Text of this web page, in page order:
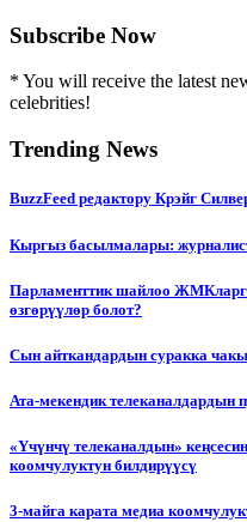
Subscribe Now
* You will receive the latest
celebrities!
Trending News
BuzzFeed редактору Крэйг
Кыргыз басылмалары:
Парламенттик шайлоо
өзгөрүүлөр болот?
Сын айткандардын суракка
Ата-мекендик телеканалдардын
«Үчүнчү телеканалдын»
коомчулуктун билдирүүсү
3-майга карата медиа